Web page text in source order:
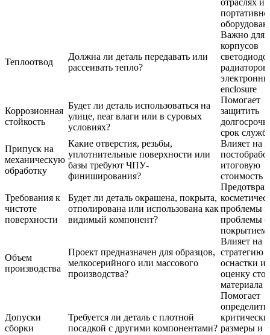
отраслях и
Теплоотвод
Должна ли деталь передавать или
рассеивать тепло?
Важно для
корпусов
радиаторов
enclosure
Коррозионная
стойкость
Будет ли деталь использоваться на
улице, near влаги или в суровых
условиях?
Помогает
защитить
срок
Припуск на
механическую
обработку
Какие отверстия, резьбы,
уплотнительные поверхности или
базы требуют ЧПУ-
финиширования?
Влияет на
итоговую
стоимость
Требования к
чистоте
поверхности
Будет ли деталь окрашена, покрыта,
отполирована или использована как
видимый компонент?
проблемы и
проблемы с
покрытием
Объем
производства
Проект предназначен для образцов,
мелкосерийного или массового
производства?
Влияет на
стратегию
оснастки и
оценку
материала
Допуски
сборки
Требуется ли деталь с плотной
посадкой с другими компонентами?
Помогает
определить
размеры и